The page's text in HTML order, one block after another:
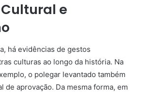
e
há evidências de gestos
culturas ao longo da história. Na
o polegar levantado também
de aprovação. Da mesma forma, em